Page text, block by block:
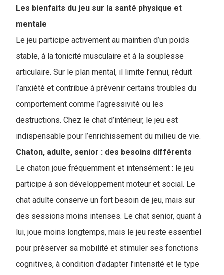
Les bienfaits du jeu sur la santé physique et
mentale
Le jeu participe activement au maintien d’un poids
stable, à la tonicité musculaire et à la souplesse
articulaire. Sur le plan mental, il limite l’ennui, réduit
l’anxiété et contribue à prévenir certains troubles du
comportement comme l’agressivité ou les
destructions. Chez le chat d’intérieur, le jeu est
indispensable pour l’enrichissement du milieu de vie.
Chaton, adulte, senior : des besoins différents
Le chaton joue fréquemment et intensément : le jeu
participe à son développement moteur et social. Le
chat adulte conserve un fort besoin de jeu, mais sur
des sessions moins intenses. Le chat senior, quant à
lui, joue moins longtemps, mais le jeu reste essentiel
pour préserver sa mobilité et stimuler ses fonctions
cognitives, à condition d’adapter l’intensité et le type